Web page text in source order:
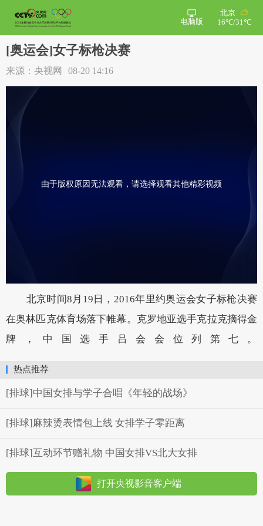
北京
16℃/31℃
电脑版
[奥运会]女子标枪决赛
来源：央视网 08-20 14:16
由于版权原因无法观看，请选择观看其他精彩视频
北京时间8月19日，2016年里约奥运会女子标枪决赛
在奥林匹克体育场落下帷幕。克罗地亚选手克拉克摘得金
牌，中国选手吕会会位列第七。
热点推荐
[排球]中国女排与学子合唱《年轻的战场》
[排球]麻辣烫表情包上线 女排学子零距离
[排球]互动环节赠礼物 中国女排VS北大女排
打开央视影音客户端